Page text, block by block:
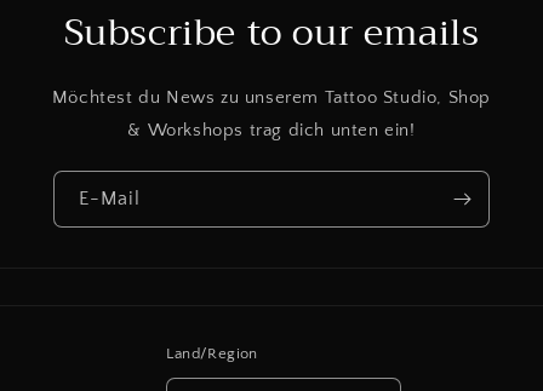
Subscribe to our emails
Möchtest du News zu unserem Tattoo Studio, Shop
& Workshops trag dich unten ein!
E-Mail
Land/Region